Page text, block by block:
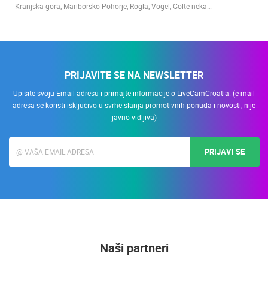
Kranjska gora, Mariborsko Pohorje, Rogla, Vogel, Golte neka…
PRIJAVITE SE NA NEWSLETTER
Upišite svoju Email adresu i primajte informacije o LiveCamCroatia. (e-mail
adresa se koristi isključivo u svrhe slanja promotivnih ponuda i novosti, nije
javno vidljiva)
PRIJAVI SE
Naši partneri